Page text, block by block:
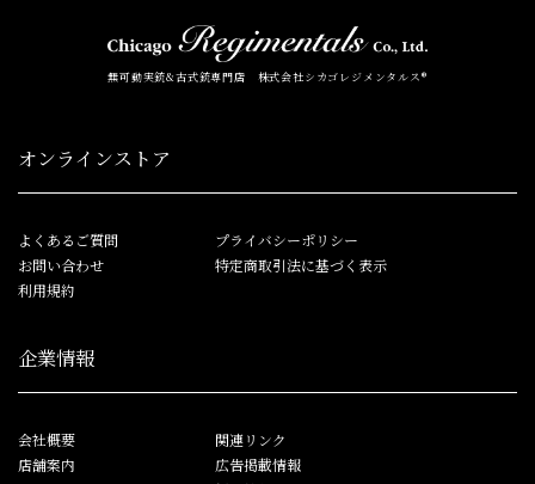
無可動実銃&古式銃専門店 株式会社シカゴレジメンタルス®
オンラインストア
よくあるご質問
お問い合わせ
利用規約
プライバシーポリシー
特定商取引法に基づく表示
企業情報
会社概要
店舗案内
関連リンク
広告掲載情報